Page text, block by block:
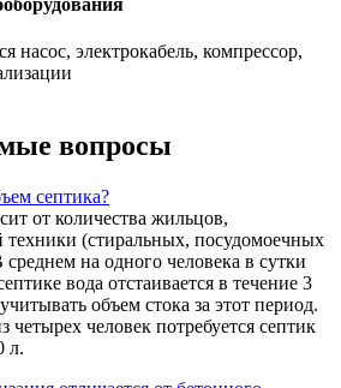
насос, электрокабель, компрессор,
вопросы
септика?
от количества жильцов,
техники (стиральных, посудомоечных
на одного человека в сутки
вода отстаивается в течение 3
объем стока за этот период.
человек потребуется септик
л.